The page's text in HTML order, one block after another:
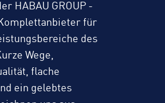
HABAU GROUP -
für
des
Wege,
flache
ein gelebtes